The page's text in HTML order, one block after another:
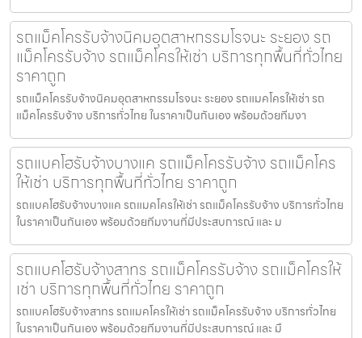
รถแม็คโครรับจ้างนิคมอุตสาหกรรมโรจนะ ระยอง รถ
แม็คโครรับจ้าง รถแม็คโครให้เช่า บริการทุกพื้นที่ทั่วไทย
ราคาถูก
รถแม็คโครรับจ้างนิคมอุตสาหกรรมโรจนะ ระยอง รถแมคโครให้เช่า รถ
แม็คโครรับจ้าง บริการทั่วไทย ในราคาเป็นกันเอง พร้อมด้วยทีมงา
รถแบคโฮรับจ้างบางแค รถแม็คโครรับจ้าง รถแม็คโคร
ให้เช่า บริการทุกพื้นที่ทั่วไทย ราคาถูก
รถแบคโฮรับจ้างบางแค รถแมคโครให้เช่า รถแม็คโครรับจ้าง บริการทั่วไทย
ในราคาเป็นกันเอง พร้อมด้วยทีมงานที่มีประสบการณ์ และ ม
รถแบคโฮรับจ้างสาทร รถแม็คโครรับจ้าง รถแม็คโครให้
เช่า บริการทุกพื้นที่ทั่วไทย ราคาถูก
รถแบคโฮรับจ้างสาทร รถแมคโครให้เช่า รถแม็คโครรับจ้าง บริการทั่วไทย
ในราคาเป็นกันเอง พร้อมด้วยทีมงานที่มีประสบการณ์ และ มื